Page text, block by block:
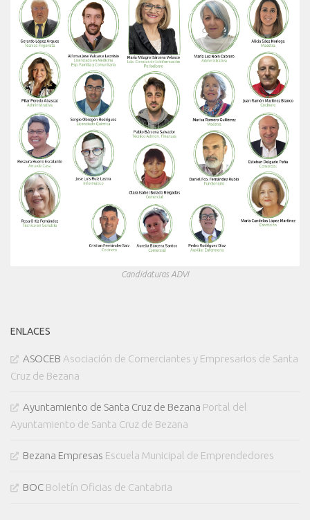
Candidaturas ADVI
ENLACES
ASOCEB Asociación de Comerciantes y Empresarios de Santa
Cruz de Bezana
Ayuntamiento de Santa Cruz de Bezana Portal del
Ayuntamiento de Santa Cruz de Bezana
Bezana Empresas Escuela Municipal de Emprendedores
BOC Boletín Oficias de Cantabria